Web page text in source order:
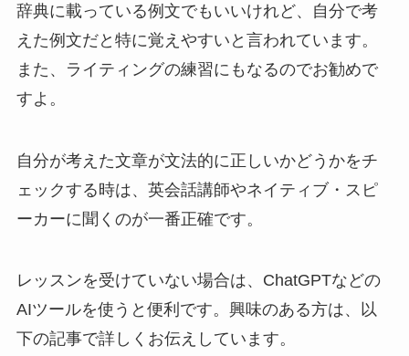
辞典に載っている例文でもいいけれど、自分で考
えた例文だと特に覚えやすいと言われています。
また、ライティングの練習にもなるのでお勧めで
すよ。
自分が考えた文章が文法的に正しいかどうかをチ
ェックする時は、英会話講師やネイティブ・スピ
ーカーに聞くのが一番正確です。
レッスンを受けていない場合は、ChatGPTなどの
AIツールを使うと便利です。興味のある方は、以
下の記事で詳しくお伝えしています。